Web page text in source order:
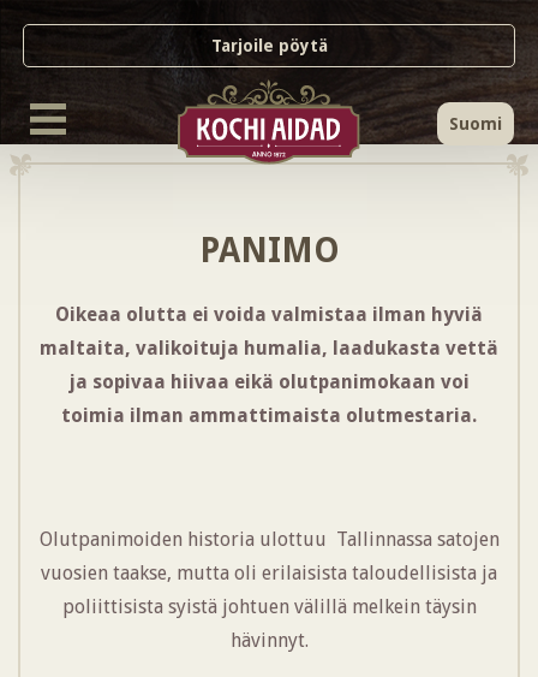
Tarjoile pöytä
Suomi
PANIMO
Oikeaa olutta ei voida valmistaa ilman hyviä
maltaita, valikoituja humalia, laadukasta vettä
ja sopivaa hiivaa eikä olutpanimokaan voi
toimia ilman ammattimaista olutmestaria.
Olutpanimoiden historia ulottuu Tallinnassa satojen
vuosien taakse, mutta oli erilaisista taloudellisista ja
poliittisista syistä johtuen välillä melkein täysin
hävinnyt.